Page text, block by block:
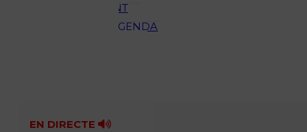
AMBIENT
AGENDA
Fes-te'n soci!
EN DIRECTE